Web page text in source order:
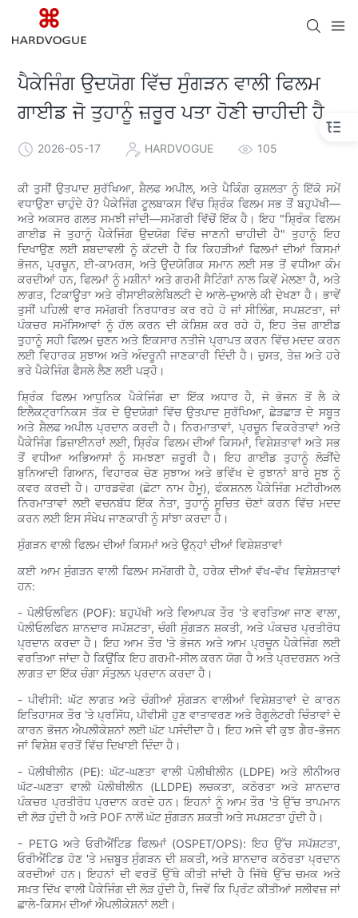
ਪੈਕੇਜਿੰਗ ਉਦਯੋਗ ਵਿੱਚ ਸੁੰਗੜਨ ਵਾਲੀ ਫਿਲਮ
ਗਾਈਡ ਜੋ ਤੁਹਾਨੂੰ ਜ਼ਰੂਰ ਪਤਾ ਹੋਣੀ ਚਾਹੀਦੀ ਹੈ
2026-05-17 HARDVOGUE 105
ਕੀ ਤੁਸੀਂ ਉਤਪਾਦ ਸੁਰੱਖਿਆ, ਸ਼ੈਲਫ ਅਪੀਲ, ਅਤੇ ਪੈਕਿੰਗ ਕੁਸ਼ਲਤਾ ਨੂੰ ਇੱਕੋ ਸਮੇਂ
ਵਧਾਉਣਾ ਚਾਹੁੰਦੇ ਹੋ? ਪੈਕੇਜਿੰਗ ਟੂਲਬਾਕਸ ਵਿੱਚ ਸ਼੍ਰਿੰਕ ਫਿਲਮ ਸਭ ਤੋਂ ਬਹੁਪੱਖੀ—
ਅਤੇ ਅਕਸਰ ਗਲਤ ਸਮਝੀ ਜਾਂਦੀ—ਸਮੱਗਰੀ ਵਿੱਚੋਂ ਇੱਕ ਹੈ। ਇਹ "ਸ਼੍ਰਿੰਕ ਫਿਲਮ
ਗਾਈਡ ਜੋ ਤੁਹਾਨੂੰ ਪੈਕੇਜਿੰਗ ਉਦਯੋਗ ਵਿੱਚ ਜਾਣਨੀ ਚਾਹੀਦੀ ਹੈ" ਤੁਹਾਨੂੰ ਇਹ
ਦਿਖਾਉਣ ਲਈ ਸ਼ਬਦਾਵਲੀ ਨੂੰ ਕੱਟਦੀ ਹੈ ਕਿ ਕਿਹੜੀਆਂ ਫਿਲਮਾਂ ਦੀਆਂ ਕਿਸਮਾਂ
ਭੋਜਨ, ਪ੍ਰਚੂਨ, ਈ-ਕਾਮਰਸ, ਅਤੇ ਉਦਯੋਗਿਕ ਸਮਾਨ ਲਈ ਸਭ ਤੋਂ ਵਧੀਆ ਕੰਮ
ਕਰਦੀਆਂ ਹਨ, ਫਿਲਮਾਂ ਨੂੰ ਮਸ਼ੀਨਾਂ ਅਤੇ ਗਰਮੀ ਸੈਟਿੰਗਾਂ ਨਾਲ ਕਿਵੇਂ ਮੇਲਣਾ ਹੈ, ਅਤੇ
ਲਾਗਤ, ਟਿਕਾਊਤਾ ਅਤੇ ਰੀਸਾਈਕਲੇਬਿਲਟੀ ਦੇ ਆਲੇ-ਦੁਆਲੇ ਕੀ ਦੇਖਣਾ ਹੈ। ਭਾਵੇਂ
ਤੁਸੀਂ ਪਹਿਲੀ ਵਾਰ ਸਮੱਗਰੀ ਨਿਰਧਾਰਤ ਕਰ ਰਹੇ ਹੋ ਜਾਂ ਸੀਲਿੰਗ, ਸਪਸ਼ਟਤਾ, ਜਾਂ
ਪੰਕਚਰ ਸਮੱਸਿਆਵਾਂ ਨੂੰ ਹੱਲ ਕਰਨ ਦੀ ਕੋਸ਼ਿਸ਼ ਕਰ ਰਹੇ ਹੋ, ਇਹ ਤੇਜ਼ ਗਾਈਡ
ਤੁਹਾਨੂੰ ਸਹੀ ਫਿਲਮ ਚੁਣਨ ਅਤੇ ਇਕਸਾਰ ਨਤੀਜੇ ਪ੍ਰਾਪਤ ਕਰਨ ਵਿੱਚ ਮਦਦ ਕਰਨ
ਲਈ ਵਿਹਾਰਕ ਸੁਝਾਅ ਅਤੇ ਅੰਦਰੂਨੀ ਜਾਣਕਾਰੀ ਦਿੰਦੀ ਹੈ। ਚੁਸਤ, ਤੇਜ਼ ਅਤੇ ਹਰੇ
ਭਰੇ ਪੈਕੇਜਿੰਗ ਫੈਸਲੇ ਲੈਣ ਲਈ ਪੜ੍ਹੋ।
ਸ਼੍ਰਿੰਕ ਫਿਲਮ ਆਧੁਨਿਕ ਪੈਕੇਜਿੰਗ ਦਾ ਇੱਕ ਅਧਾਰ ਹੈ, ਜੋ ਭੋਜਨ ਤੋਂ ਲੈ ਕੇ
ਇਲੈਕਟ੍ਰਾਨਿਕਸ ਤੱਕ ਦੇ ਉਦਯੋਗਾਂ ਵਿੱਚ ਉਤਪਾਦ ਸੁਰੱਖਿਆ, ਛੇੜਛਾੜ ਦੇ ਸਬੂਤ
ਅਤੇ ਸ਼ੈਲਫ ਅਪੀਲ ਪ੍ਰਦਾਨ ਕਰਦੀ ਹੈ। ਨਿਰਮਾਤਾਵਾਂ, ਪ੍ਰਚੂਨ ਵਿਕਰੇਤਾਵਾਂ ਅਤੇ
ਪੈਕੇਜਿੰਗ ਡਿਜ਼ਾਈਨਰਾਂ ਲਈ, ਸ਼੍ਰਿੰਕ ਫਿਲਮ ਦੀਆਂ ਕਿਸਮਾਂ, ਵਿਸ਼ੇਸ਼ਤਾਵਾਂ ਅਤੇ ਸਭ
ਤੋਂ ਵਧੀਆ ਅਭਿਆਸਾਂ ਨੂੰ ਸਮਝਣਾ ਜ਼ਰੂਰੀ ਹੈ। ਇਹ ਗਾਈਡ ਤੁਹਾਨੂੰ ਲੋੜੀਂਦੇ
ਬੁਨਿਆਦੀ ਗਿਆਨ, ਵਿਹਾਰਕ ਚੋਣ ਸੁਝਾਅ ਅਤੇ ਭਵਿੱਖ ਦੇ ਰੁਝਾਨਾਂ ਬਾਰੇ ਸੂਝ ਨੂੰ
ਕਵਰ ਕਰਦੀ ਹੈ। ਹਾਰਡਵੋਗ (ਛੋਟਾ ਨਾਮ ਹੈਮੂ), ਫੰਕਸ਼ਨਲ ਪੈਕੇਜਿੰਗ ਮਟੀਰੀਅਲ
ਨਿਰਮਾਤਾਵਾਂ ਲਈ ਵਚਨਬੱਧ ਇੱਕ ਨੇਤਾ, ਤੁਹਾਨੂੰ ਸੂਚਿਤ ਚੋਣਾਂ ਕਰਨ ਵਿੱਚ ਮਦਦ
ਕਰਨ ਲਈ ਇਸ ਸੰਖੇਪ ਜਾਣਕਾਰੀ ਨੂੰ ਸਾਂਝਾ ਕਰਦਾ ਹੈ।
ਸੁੰਗੜਨ ਵਾਲੀ ਫਿਲਮ ਦੀਆਂ ਕਿਸਮਾਂ ਅਤੇ ਉਨ੍ਹਾਂ ਦੀਆਂ ਵਿਸ਼ੇਸ਼ਤਾਵਾਂ
ਕਈ ਆਮ ਸੁੰਗੜਨ ਵਾਲੀ ਫਿਲਮ ਸਮੱਗਰੀ ਹੈ, ਹਰੇਕ ਦੀਆਂ ਵੱਖ-ਵੱਖ ਵਿਸ਼ੇਸ਼ਤਾਵਾਂ
ਹਨ:
- ਪੋਲੀਓਲਫਿਨ (POF): ਬਹੁਪੱਖੀ ਅਤੇ ਵਿਆਪਕ ਤੌਰ 'ਤੇ ਵਰਤਿਆ ਜਾਣ ਵਾਲਾ,
ਪੋਲੀਓਲਫਿਨ ਸ਼ਾਨਦਾਰ ਸਪੱਸ਼ਟਤਾ, ਚੰਗੀ ਸੁੰਗੜਨ ਸ਼ਕਤੀ, ਅਤੇ ਪੰਕਚਰ ਪ੍ਰਤੀਰੋਧ
ਪ੍ਰਦਾਨ ਕਰਦਾ ਹੈ। ਇਹ ਆਮ ਤੌਰ 'ਤੇ ਭੋਜਨ ਅਤੇ ਆਮ ਪ੍ਰਚੂਨ ਪੈਕੇਜਿੰਗ ਲਈ
ਵਰਤਿਆ ਜਾਂਦਾ ਹੈ ਕਿਉਂਕਿ ਇਹ ਗਰਮੀ-ਸੀਲ ਕਰਨ ਯੋਗ ਹੈ ਅਤੇ ਪ੍ਰਦਰਸ਼ਨ ਅਤੇ
ਲਾਗਤ ਦਾ ਇੱਕ ਚੰਗਾ ਸੰਤੁਲਨ ਪ੍ਰਦਾਨ ਕਰਦਾ ਹੈ।
- ਪੀਵੀਸੀ: ਘੱਟ ਲਾਗਤ ਅਤੇ ਚੰਗੀਆਂ ਸੁੰਗੜਨ ਵਾਲੀਆਂ ਵਿਸ਼ੇਸ਼ਤਾਵਾਂ ਦੇ ਕਾਰਨ
ਇਤਿਹਾਸਕ ਤੌਰ 'ਤੇ ਪ੍ਰਸਿੱਧ, ਪੀਵੀਸੀ ਹੁਣ ਵਾਤਾਵਰਣ ਅਤੇ ਰੈਗੂਲੇਟਰੀ ਚਿੰਤਾਵਾਂ ਦੇ
ਕਾਰਨ ਭੋਜਨ ਐਪਲੀਕੇਸ਼ਨਾਂ ਲਈ ਘੱਟ ਪਸੰਦੀਦਾ ਹੈ। ਇਹ ਅਜੇ ਵੀ ਕੁਝ ਗੈਰ-ਭੋਜਨ
ਜਾਂ ਵਿਸ਼ੇਸ਼ ਵਰਤੋਂ ਵਿੱਚ ਦਿਖਾਈ ਦਿੰਦਾ ਹੈ।
- ਪੋਲੀਥੀਲੀਨ (PE): ਘੱਟ-ਘਣਤਾ ਵਾਲੀ ਪੋਲੀਥੀਲੀਨ (LDPE) ਅਤੇ ਲੀਨੀਅਰ
ਘੱਟ-ਘਣਤਾ ਵਾਲੀ ਪੋਲੀਥੀਲੀਨ (LLDPE) ਲਚਕਤਾ, ਕਠੋਰਤਾ ਅਤੇ ਸ਼ਾਨਦਾਰ
ਪੰਕਚਰ ਪ੍ਰਤੀਰੋਧ ਪ੍ਰਦਾਨ ਕਰਦੇ ਹਨ। ਇਹਨਾਂ ਨੂੰ ਆਮ ਤੌਰ 'ਤੇ ਉੱਚ ਤਾਪਮਾਨ
ਦੀ ਲੋੜ ਹੁੰਦੀ ਹੈ ਅਤੇ POF ਨਾਲੋਂ ਘੱਟ ਸੁੰਗੜਨ ਸ਼ਕਤੀ ਅਤੇ ਸਪਸ਼ਟਤਾ ਹੁੰਦੀ ਹੈ।
- PETG ਅਤੇ ਓਰੀਐਂਟਿਡ ਫਿਲਮਾਂ (OSPET/OPS): ਇਹ ਉੱਚ ਸਪੱਸ਼ਟਤਾ,
ਓਰੀਐਂਟਿਡ ਹੋਣ 'ਤੇ ਮਜ਼ਬੂਤ ​​ਸੁੰਗੜਨ ਦੀ ਸ਼ਕਤੀ, ਅਤੇ ਸ਼ਾਨਦਾਰ ਕਠੋਰਤਾ ਪ੍ਰਦਾਨ
ਕਰਦੀਆਂ ਹਨ। ਇਹਨਾਂ ਦੀ ਵਰਤੋਂ ਉੱਥੇ ਕੀਤੀ ਜਾਂਦੀ ਹੈ ਜਿੱਥੇ ਉੱਚ ਚਮਕ ਅਤੇ
ਸਖ਼ਤ ਦਿੱਖ ਵਾਲੀ ਪੈਕੇਜਿੰਗ ਦੀ ਲੋੜ ਹੁੰਦੀ ਹੈ, ਜਿਵੇਂ ਕਿ ਪ੍ਰਿੰਟ ਕੀਤੀਆਂ ਸਲੀਵਜ਼ ਜਾਂ
ਛਾਲੇ-ਕਿਸਮ ਦੀਆਂ ਐਪਲੀਕੇਸ਼ਨਾਂ ਲਈ।